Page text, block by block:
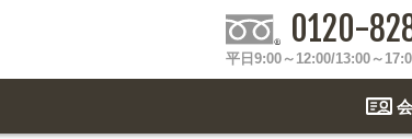
0120-
平日9:00～12:00/13:00～